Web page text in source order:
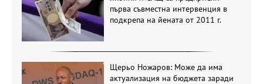
първа съвместна интервенция в
подкрепа на йената от 2011 г.
Щерьо Ножаров: Може да има
актуализация на бюджета заради